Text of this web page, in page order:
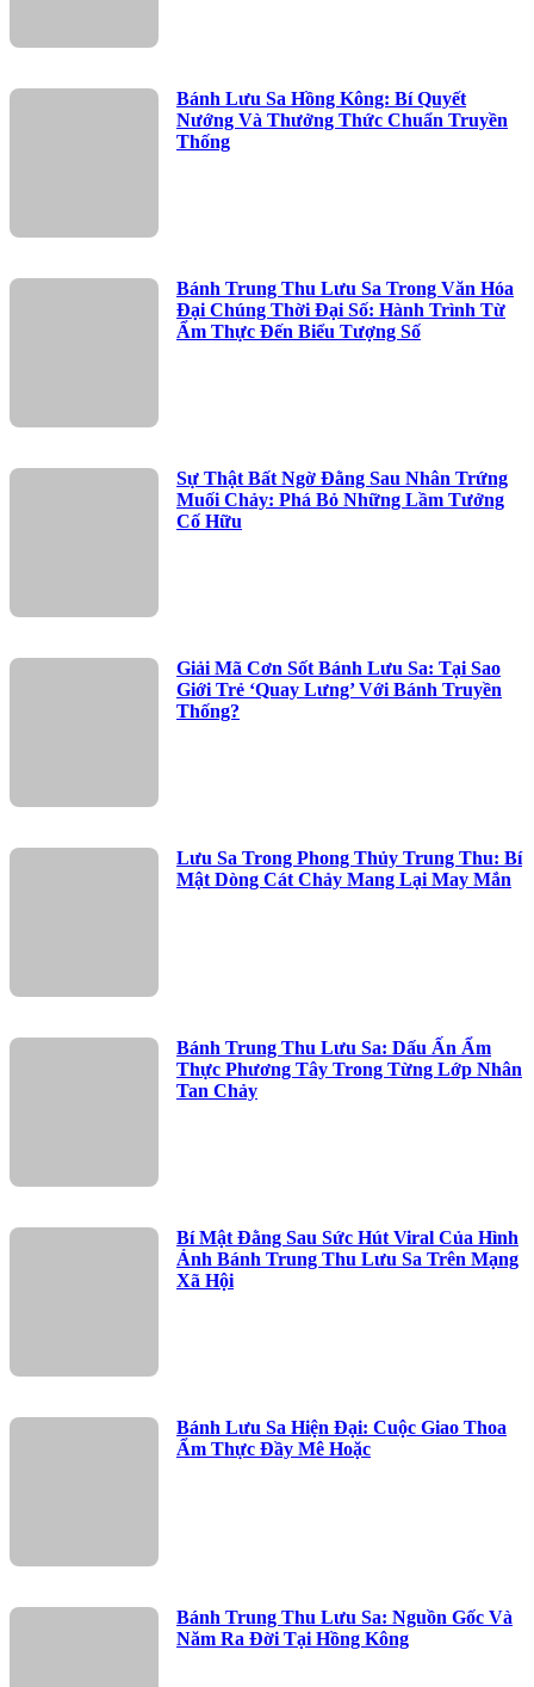
Bánh Lưu Sa Hồng Kông: Bí Quyết
Nướng Và Thưởng Thức Chuẩn Truyền
Thống
Bánh Trung Thu Lưu Sa Trong Văn Hóa
Đại Chúng Thời Đại Số: Hành Trình Từ
Ẩm Thực Đến Biểu Tượng Số
Sự Thật Bất Ngờ Đằng Sau Nhân Trứng
Muối Chảy: Phá Bỏ Những Lầm Tưởng
Cố Hữu
Giải Mã Cơn Sốt Bánh Lưu Sa: Tại Sao
Giới Trẻ ‘Quay Lưng’ Với Bánh Truyền
Thống?
Lưu Sa Trong Phong Thủy Trung Thu: Bí
Mật Dòng Cát Chảy Mang Lại May Mắn
Bánh Trung Thu Lưu Sa: Dấu Ấn Ẩm
Thực Phương Tây Trong Từng Lớp Nhân
Tan Chảy
Bí Mật Đằng Sau Sức Hút Viral Của Hình
Ảnh Bánh Trung Thu Lưu Sa Trên Mạng
Xã Hội
Bánh Lưu Sa Hiện Đại: Cuộc Giao Thoa
Ẩm Thực Đầy Mê Hoặc
Bánh Trung Thu Lưu Sa: Nguồn Gốc Và
Năm Ra Đời Tại Hồng Kông